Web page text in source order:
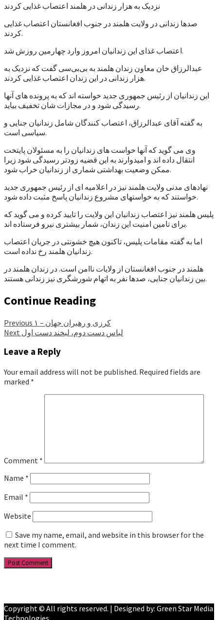
نزدیک به هزار زندانی در هلمند اعتصاب غذایی کردند
صدها زندانی در ولایت هلمند در جنوب افغانستان اعتصاب غذایی
کردند.
اعتصاب غذای این زندانیان امروز وارد چهارمین روزش شد.
عبدالرزاق خان معاون زندان هلمند به بی‌بی‌سی گفت که نزدیک به
هزار زندانی در این زندان اعتصاب غذایی کردند.
این زندانیان از رئیس جمهوری جدید خواسته اند که به پرونده های آنها
رسیدگی شود و در مجازات شان تخفیف بیاید.
به گفته آقای عبدالرزاق، اعتصاب کنندگان شامل زندانیان جنایی و
سیاسی است.
وی می گوید که آنها خواست های زندانیان را به مسئولان پایتخت
انتقال داده اند و امیدوارند به این قضیه زودتر رسیدگی شود زیرا
ممکن وضعیت بهداشتی شماری از زندانیان خراب شود.
نهادهای مدنی ولایت هلمند نیز در اعلامیه ای از رئیس جمهوری جدید
خواستند که به خواستهای مشروع زندانیان پاسخ مثبت داده شود.
پلیس هلمند نیز اعتصاب زندانیان این ولایت را تایید کرده و می گوید که
برای تامین امنیت این زندان، شمار بیشتری نیرو فرستاده اند.
اما به گفته مقامات پلیس، تاکنون هیچ خشونتی در جریان اعتصاب
زندانیان هلمند رخ نداده است.
هلمند در جنوب افغانستان از ولایات ناامن است. در زندان هلمند در
بین زندانیان جنایی، صدها نفر به اتهام شورشگری نیز زندانی هستند.
Continue Reading
Previous
کرزی و رهبران جهان – ۱
Next لباس دست دوم، لبخند دست اول
Leave a Reply
Your email address will not be published. Required fields are
marked *
Comment *
Name *
Email *
Website
Save my name, email, and website in this browser for the
next time I comment.
Copyright © All rights reserved. | Designed by: Green Star Media